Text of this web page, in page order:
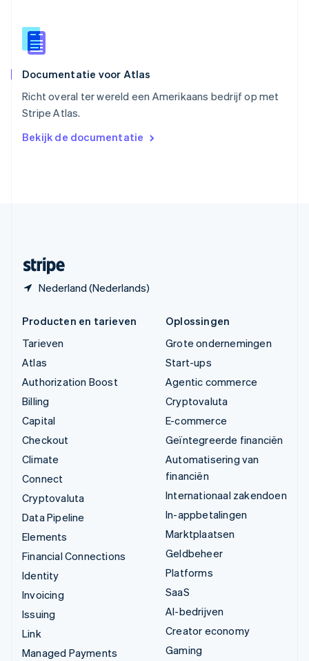
Documentatie voor Atlas
Richt overal ter wereld een Amerikaans bedrijf op met
Stripe Atlas.
Bekijk de documentatie
Nederland (Nederlands)
Español
Thailand
Tsjechië
Vasteland van China
简体中文English
English
Producten en tarieven
Tarieven
Atlas
Authorization Boost
Billing
Capital
Checkout
Climate
Connect
Cryptovaluta
Data Pipeline
Elements
Financial Connections
Identity
Invoicing
Issuing
Link
Managed Payments
Oplossingen
Grote ondernemingen
Start-ups
Agentic commerce
Cryptovaluta
E-commerce
Geïntegreerde financiën
Automatisering van
financiën
Internationaal zakendoen
In-appbetalingen
Marktplaatsen
Geldbeheer
Platforms
SaaS
AI-bedrijven
Creator economy
Gaming